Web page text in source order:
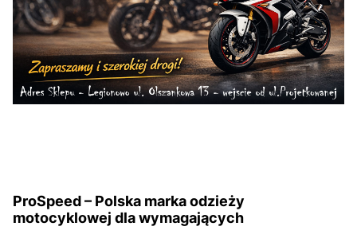
ProSpeed – Polska marka odzieży
motocyklowej dla wymagających